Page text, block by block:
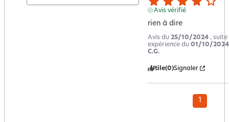
Avis vérifié
rien à dire
Avis du 25/10/2024 , suite
expérience du 01/10/2024
C.G.
Utile(0)Signaler
1